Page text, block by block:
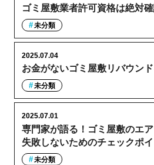
ゴミ屋敷業者許可資格は絶対
未分類
お金がないゴミ屋敷リバウン
2025.07.04
未分類
専門家が語る！ゴミ屋敷のエア
失敗しないためのチェックポイ
2025.07.01
未分類